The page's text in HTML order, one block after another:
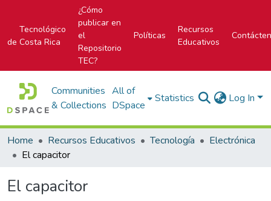
Tecnológico
de Costa Rica
¿Cómo
publicar en
el
Repositorio
TEC?
Políticas
Recursos
Educativos
Communities
& Collections
All of
DSpace
Statistics Log In
Home Recursos Educativos Tecnología
Electrónica
El capacitor
El capacitor